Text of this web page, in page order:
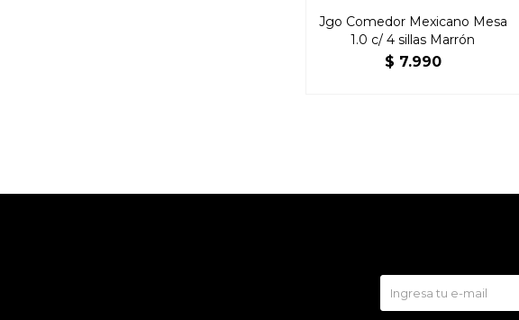
Jgo Comedor Mexicano Mesa
1.0 c/ 4 sillas Marrón
$ 7.990